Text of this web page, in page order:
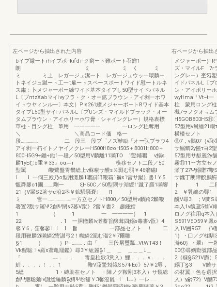
左ページから抽出された内容
bイブ厳ートrhイプポ−kifdi−ク窮ート難ポート召欝1
朗 ミ ミ く ミ
ミ ミ上 レガージュ潔ート レガージュウッ一環麟ー
トネイジュ蹴ート工一τ雇ートスペースポートワイド慰ートルネ
ス粛⋮卜メジャーポー練ワイド基本タイプし50型サイドパネル
L〔ブntzXabマイivyフラ・ク・オー鉱ブラウン・アイ剥一ホワ
イトウヤィンルー〕本文｝Pls261綴メジャーポートRワイド基本
タイプL50型サイFパネルL〔ブUンズ・マイルドブラック・オー
タムブラウン・アイホリーホワ脅・シャイングレー）規格表標
華柱・目ング柱 筆用 一一一一一 一ロング柱奪用
＼ ＼商晶コード価 格一
段…………… 二 段三 段ブ゜ノズ離励「オー弘ブラウ4
アイ剥一朽イトノヤイ／クレーH500H8σoH505＋8001H800＋
800H5G9÷鋤÷鋤1一段／50型用V麟離11獺TO 1竪輔囎l v鰯s
麟1yEむo重￥33』oα︷i 横移セノト二段／50
型罵 i鞭鷺盤胃欝総上v蘇糀サ醗s％斑む弱￥46溜磁l
l l…一伺三殿乃o型用灘麟1囎罰臼鞭覇1禰s1雷サ蹴｝書1￥5
甑舜馨o1圃………剛一 ξH50C／50型隅サ湖綬1’蹴了羅1獺響
21｛V躍S2著サε沿2茎￥鉱騒騒嚢l l1 ｝
ミ 雪一…………………一方立セノトH800／50型用v麟跨2麟鞭
署置2翫サ羅Ψ2創Ψ閉s2暮V蹴》2奮￥書2，趨鍾鱈
1 ｛ 1 一 一一一一｝ 1
22 ．1 一胴轍麟Iv灘蓄旨醸茸四鰯s毒書v翫》4
馨￥6，窪馨蓼l l 1 旨 一部品セノト ！ 二
段用鞭麟2i獺鱗2冑謝弓2！糊鱗2泥む瑠2￥7爾雛
§1 ｝ ｝P−………．由「 三段屠璽瓢…VtWT43！
Vk醒聡！v羅s鳶亀罷鑑》尋3￥紘麗§1＿ ＿ ＿＿＿L＿
『 ︷．．． 毒皇柱歌3意入）鯉．．．lv．．．
鯉．．．．！．、1 鞭V藷驚矧餓S57ΨEε》57￥2辱，
5総 1・縛助在セノト ・陣ノグ鞍剛3本入）サ魏総
創Ψ継聡麺lv謝総睡麟§鱒Ψ粉舘￥3馨澄雛︸l l︷｝一レ……
右ページから抽出
メジャーポー｝
ズ・マイルF 7r
ングレー）杢匁
イドパネルL〔ブ
ン・アイポリー
wyHma「
柱 蒙用ロング
槻7ラノクオ→ム
H5GOB800H5⑪
57型用v爾緬21
横楼セノト
⑪7，v鵬07｛
サ鰯鯛2y饒τヨ2
57型用サ猷麗2y
霧⑪11︸方
瀬了27Ψ鰯囎7鞭
サ魏丁朗障醗鵬
ト 1 二段爾翠
2 ￥乳纏の聾
醗V尋3 ；V蘭
本入1v醜鳶5翁V
ロノグ往用q本入
S591VED59￥
入1V囲R57 ｛V
1｝・口／グ柱馴
瀞60｝・翠i 一
00⑰尋嫡勤號部
2｛糠§521V欝
鰯丁§3 V饒サ53
の材翼・色を選
入）y齢72｝V